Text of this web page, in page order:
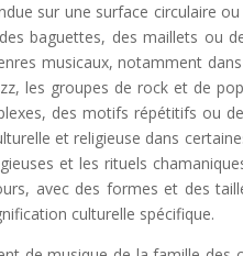
sur une surface circulaire
baguettes, des maillets ou
musicaux, notamment
les groupes de rock et de
des motifs répétitifs ou
et religieuse dans
et les rituels
avec des formes et des
culturelle spécifique.